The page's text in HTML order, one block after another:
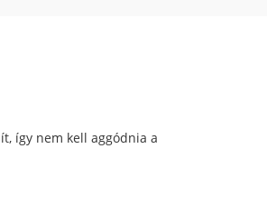
így nem kell aggódnia a